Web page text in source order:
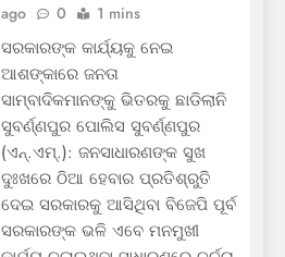
ago
0 1 mins
ସରକାରଙ୍କ କାର୍ଯ୍ୟକୁ ନେଇ
ଆଶଙ୍କାରେ ଜନତା
ସାମ୍ବାଦିକମାନଙ୍କୁ ଭିତରକୁ ଛାଡିଲାନି
ସୁବର୍ଣ୍ଣପୁର ପୋଲିସ ସୁବର୍ଣ୍ଣପୁର
(ଏନ୍‌.ଏମ୍‌.): ଜନସାଧାରଣଙ୍କ ସୁଖ
ଦୁଃଖରେ ଠିଆ ହେବାର ପ୍ରତିଶ୍ରୁତି
ଦେଇ ସରକାରକୁ ଆସିଥିବା ବିଜେପି ପୂର୍ବ
ସରକାରଙ୍କ ଭଳି ଏବେ ମନମୁଖୀ